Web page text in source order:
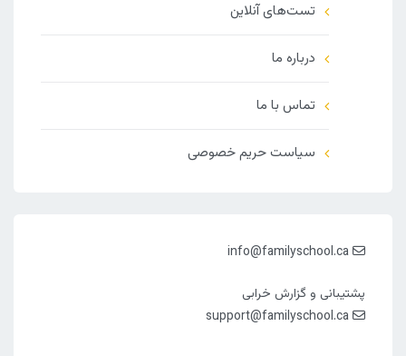
تست‌های آنلاین
درباره ما
تماس با ما
سیاست حریم خصوصی
info@familyschool.ca
پشتیبانی و گزارش خرابی
support@familyschool.ca